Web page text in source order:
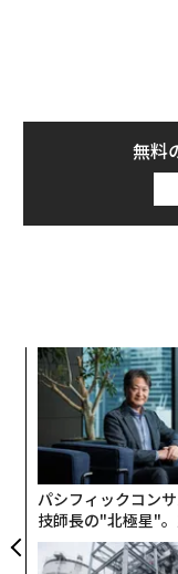
無料
パシフィックコン
技師長の"北極星"
無力感を乗り越え
防災一筋20年の答え